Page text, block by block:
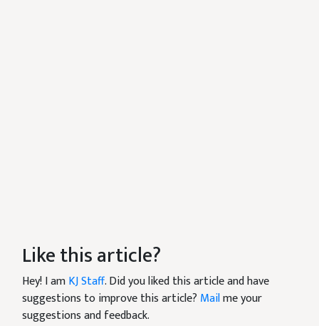
Like this article?
Hey! I amKJ Staff. Did you liked this article and have
suggestions to improve this article? Mailme your
suggestions and feedback.